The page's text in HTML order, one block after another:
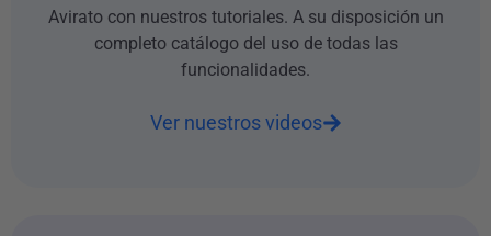
Avirato con nuestros tutoriales. A su disposición un
completo catálogo del uso de todas las
funcionalidades.
Ver nuestros videos